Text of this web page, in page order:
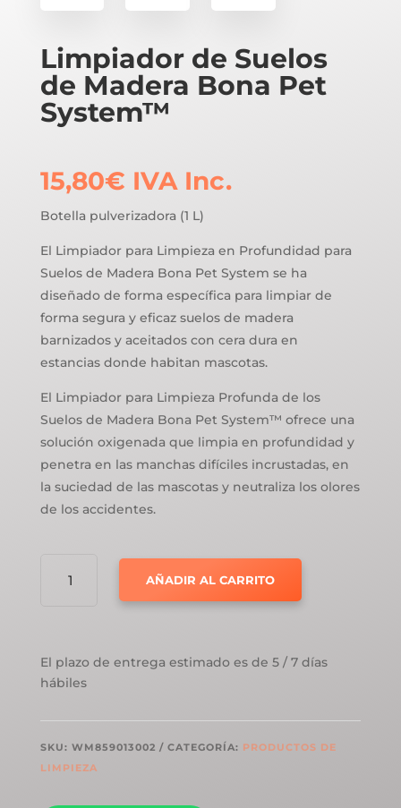
Limpiador de Suelos
de Madera Bona Pet
System™
15,80€ IVA Inc.
Botella pulverizadora (1 L)
El Limpiador para Limpieza en Profundidad para
Suelos de Madera Bona Pet System se ha
diseñado de forma específica para limpiar de
forma segura y eficaz suelos de madera
barnizados y aceitados con cera dura en
estancias donde habitan mascotas.
El Limpiador para Limpieza Profunda de los
Suelos de Madera Bona Pet System™ ofrece una
solución oxigenada que limpia en profundidad y
penetra en las manchas difíciles incrustadas, en
la suciedad de las mascotas y neutraliza los olores
de los accidentes.
BONA
PET
AÑADIR AL CARRITO
El plazo de entrega estimado es de 5 / 7 días
hábiles
SKU: WM859013002 CATEGORÍA: PRODUCTOS DE
LIMPIEZA